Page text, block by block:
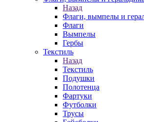
Назад
Флаги, вымпелы и
Флаги
Вымпелы
Гербы
Текстиль
Назад
Текстиль
Подушки
Полотенца
Фартуки
Футболки
Трусы